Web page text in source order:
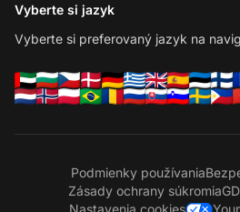
Vyberte si jazyk
Vyberte si preferovaný jazyk na
Podmienky používania
Zásady ochrany súkromia
Nastavenia cookies